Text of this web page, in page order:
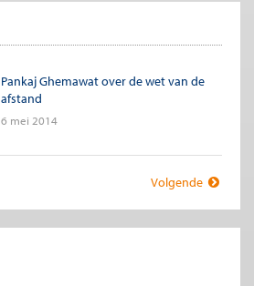
Pankaj Ghemawat over de wet van de
afstand
6 mei 2014
Volgende